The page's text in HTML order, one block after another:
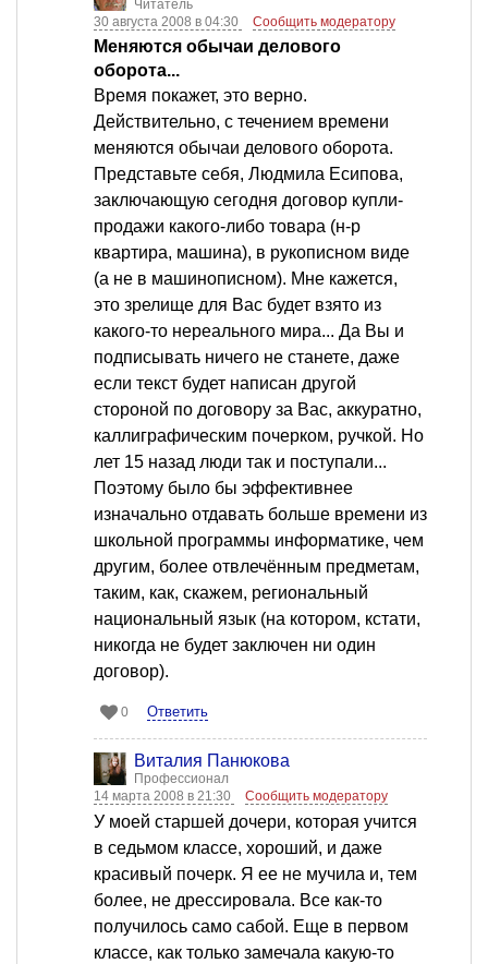
Читатель
30 августа 2008 в 04:30
Сообщить модератору
Меняются обычаи делового
оборота...
Время покажет, это верно.
Действительно, с течением времени
меняются обычаи делового оборота.
Представьте себя, Людмила Есипова,
заключающую сегодня договор купли-
продажи какого-либо товара (н-р
квартира, машина), в рукописном виде
(а не в машинописном). Мне кажется,
это зрелище для Вас будет взято из
какого-то нереального мира... Да Вы и
подписывать ничего не станете, даже
если текст будет написан другой
стороной по договору за Вас, аккуратно,
каллиграфическим почерком, ручкой. Но
лет 15 назад люди так и поступали...
Поэтому было бы эффективнее
изначально отдавать больше времени из
школьной программы информатике, чем
другим, более отвлечённым предметам,
таким, как, скажем, региональный
национальный язык (на котором, кстати,
никогда не будет заключен ни один
договор).
0 Ответить
Виталия Панюкова
Профессионал
14 марта 2008 в 21:30
Сообщить модератору
У моей старшей дочери, которая учится
в седьмом классе, хороший, и даже
красивый почерк. Я ее не мучила и, тем
более, не дрессировала. Все как-то
получилось само сабой. Еще в первом
классе, как только замечала какую-то